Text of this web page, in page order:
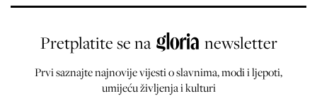
Pretplatite se na newsletter
Prvi saznajte najnovije vijesti o slavnima, modi i ljepoti,
umijeću življenja i kulturi